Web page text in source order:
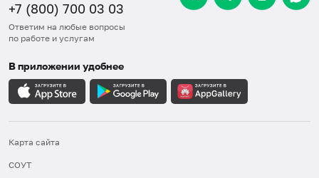
+7 (800) 700 03 03
Ответим на любые вопросы
по работе и услугам
В приложении удобнее
Карта сайта
СОУТ